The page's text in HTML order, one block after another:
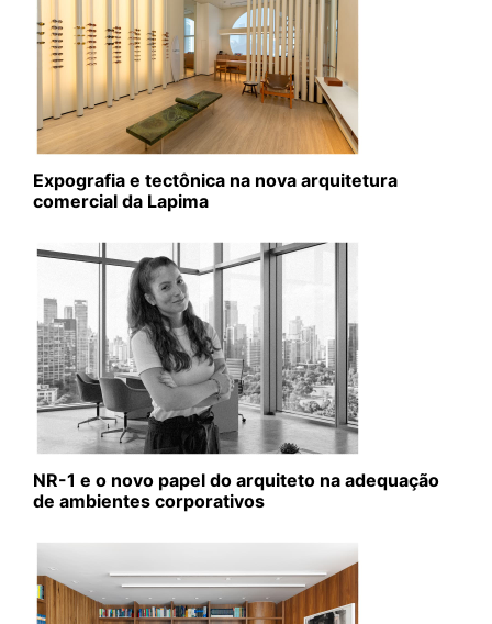
Expografia e tectônica na nova arquitetura
comercial da Lapima
NR-1 e o novo papel do arquiteto na adequação
de ambientes corporativos